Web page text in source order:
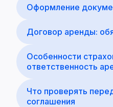
Оформление
Договор аренды:
Особенности
ответственность
Что проверять
соглашения